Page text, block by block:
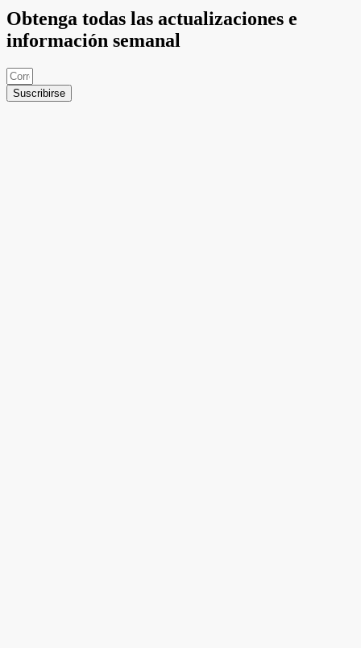
Obtenga todas las actualizaciones e
información semanal
Suscribirse